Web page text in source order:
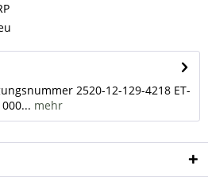
2520-12-129-4218 ET-
mehr